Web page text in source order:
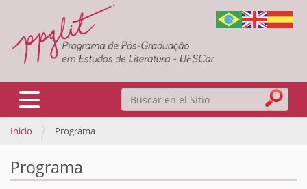
Buscar
Mostrar/Ocultar navegación
Inicio Programa
Programa